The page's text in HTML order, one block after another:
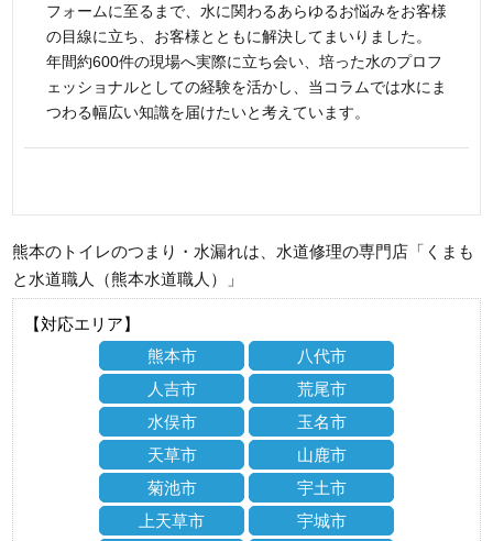
フォームに至るまで、水に関わるあらゆるお悩みをお客様
の目線に立ち、お客様とともに解決してまいりました。
年間約600件の現場へ実際に立ち会い、培った水のプロフ
ェッショナルとしての経験を活かし、当コラムでは水にま
つわる幅広い知識を届けたいと考えています。
熊本のトイレのつまり・水漏れは、水道修理の専門店「くまも
と水道職人（熊本水道職人）」
【対応エリア】
熊本市
八代市
人吉市
荒尾市
水俣市
玉名市
天草市
山鹿市
菊池市
宇土市
上天草市
宇城市